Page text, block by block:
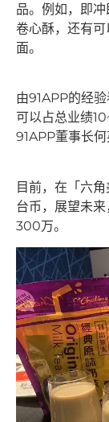
品。例如，即
卷心酥，还有
面。
由91APP的经
可以占总业绩
91APP董事长何
目前，在「六
台币，展望未
300万。